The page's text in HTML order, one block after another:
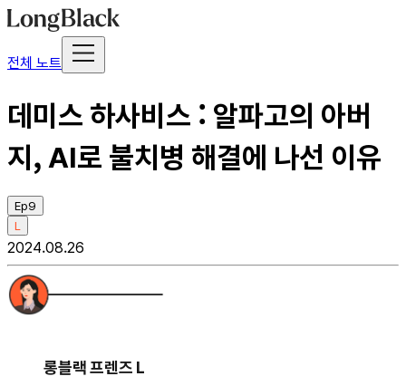
전체 노트
데미스 하사비스 : 알파고의 아버
지, AI로 불치병 해결에 나선 이유
Ep9
L
2024.08.26
롱블랙 프렌즈 L